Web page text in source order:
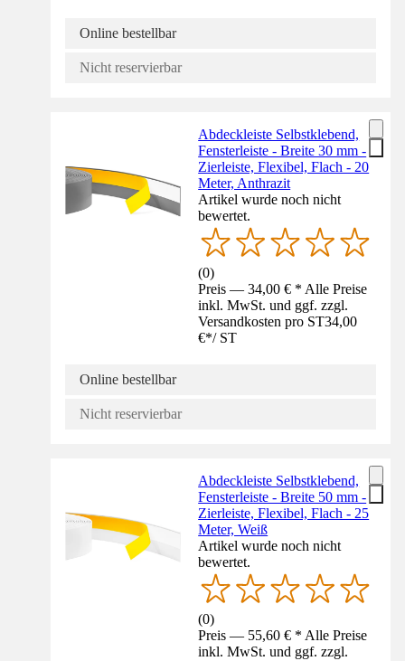
Online bestellbar
Nicht reservierbar
Abdeckleiste Selbstklebend,
Fensterleiste - Breite 30 mm -
Zierleiste, Flexibel, Flach - 20
Meter, Anthrazit
Artikel wurde noch nicht
bewertet.
(0)
Preis — 34,00 € * Alle Preise
inkl. MwSt. und ggf. zzgl.
Versandkosten pro ST34,00
€*/ ST
Online bestellbar
Nicht reservierbar
Abdeckleiste Selbstklebend,
Fensterleiste - Breite 50 mm -
Zierleiste, Flexibel, Flach - 25
Meter, Weiß
Artikel wurde noch nicht
bewertet.
(0)
Preis — 55,60 € * Alle Preise
inkl. MwSt. und ggf. zzgl.